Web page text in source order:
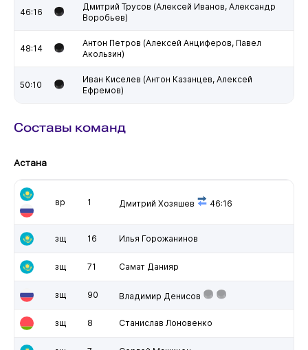
46:16
Дмитрий Трусов (Алексей Иванов, Александр
Воробьев)
48:14
Антон Петров (Алексей Анциферов, Павел
Акользин)
50:10
Иван Киселев (Антон Казанцев, Алексей
Ефремов)
Составы команд
Астана
вр 1 Дмитрий Хозяшев 46:16
зщ 16 Илья Горожанинов
зщ 71 Самат Данияр
зщ 90 Владимир Денисов
зщ 8 Станислав Лоновенко